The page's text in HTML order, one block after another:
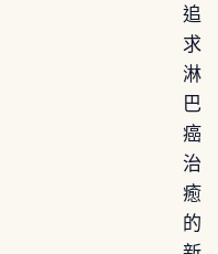
追
求
淋
巴
癌
治
癒
的